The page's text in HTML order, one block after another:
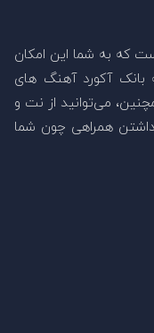
که به شما این امکان
بانک آکورد آهنگ های
می‌توانید از نت و
همراهی چون شما